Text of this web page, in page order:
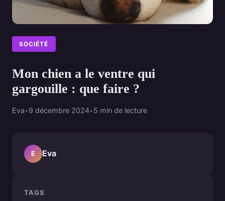
SOCIÉTÉ
Mon chien a le ventre qui
gargouille : que faire ?
Eva•9 décembre 2024•5 min de lecture
E Eva
TAGS